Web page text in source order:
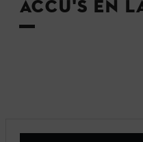
ACCU'S EN